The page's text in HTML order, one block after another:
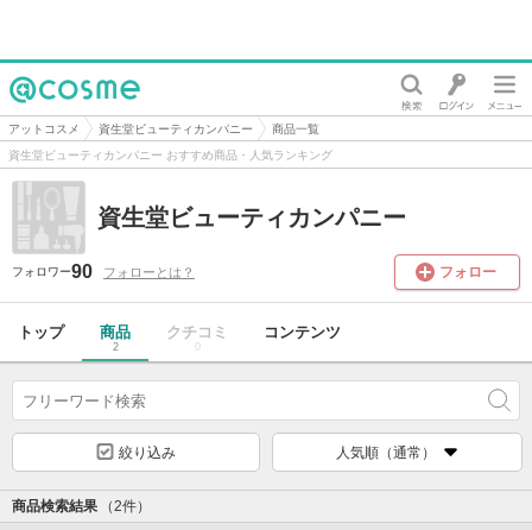
@cosme
アットコスメ 資生堂ビューティカンパニー
商品一覧
資生堂ビューティカンパニー おすすめ商品・人気ランキング
資生堂ビューティカンパニー
フォロワー90 フォローとは？ フォロー
トップ 商品
2
クチコミ
0
コンテンツ
絞り込み 人気順（通常）
商品検索結果 （2件）